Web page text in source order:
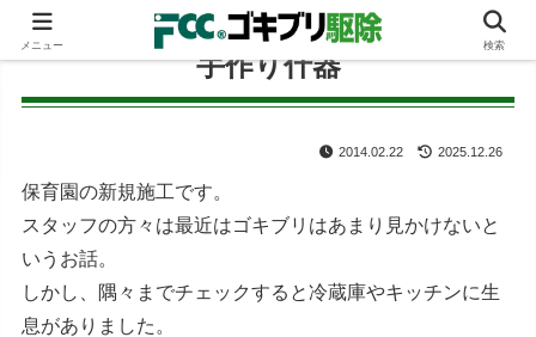
手作り什器
2014.02.22 2025.12.26
保育園の新規施工です。
スタッフの方々は最近はゴキブリはあまり見かけないと
いうお話。
しかし、隅々までチェックすると冷蔵庫やキッチンに生
息がありました。
メニュー 検索